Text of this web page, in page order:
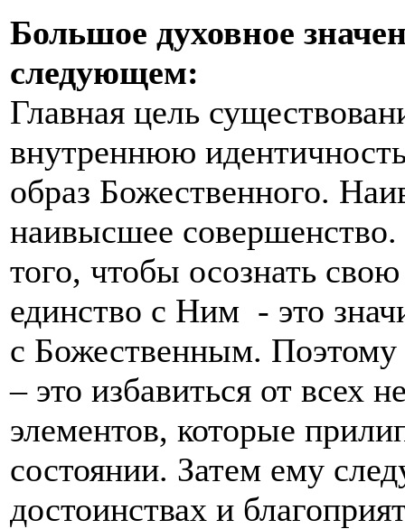
Большое духовное
следующем:
Главная цель
внутреннюю
образ Божественного.
наивысшее совершенство.
того, чтобы осознать
единство с Ним - это
с Божественным. Поэтому
– это избавиться от всех
элементов, которые
состоянии. Затем ему
достоинствах и